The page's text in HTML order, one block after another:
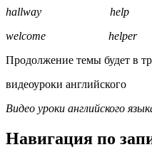
hallway
welcome
Продолжение темы будет в
видеоуроки английского
Видео уроки английского
Навигация по